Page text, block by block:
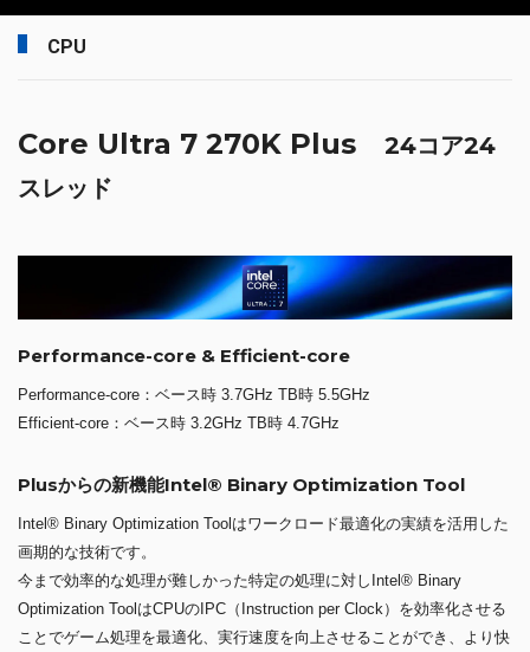
CPU
Core Ultra 7 270K Plus 24コア24
スレッド
Performance-core & Efficient-core
Performance-core：ベース時 3.7GHz TB時 5.5GHz
Efficient-core：ベース時 3.2GHz TB時 4.7GHz
Plusからの新機能Intel® Binary Optimization Tool
Intel® Binary Optimization Toolはワークロード最適化の実績を活用した
画期的な技術です。
今まで効率的な処理が難しかった特定の処理に対しIntel® Binary
Optimization ToolはCPUのIPC（Instruction per Clock）を効率化させる
ことでゲーム処理を最適化、実行速度を向上させることができ、より快